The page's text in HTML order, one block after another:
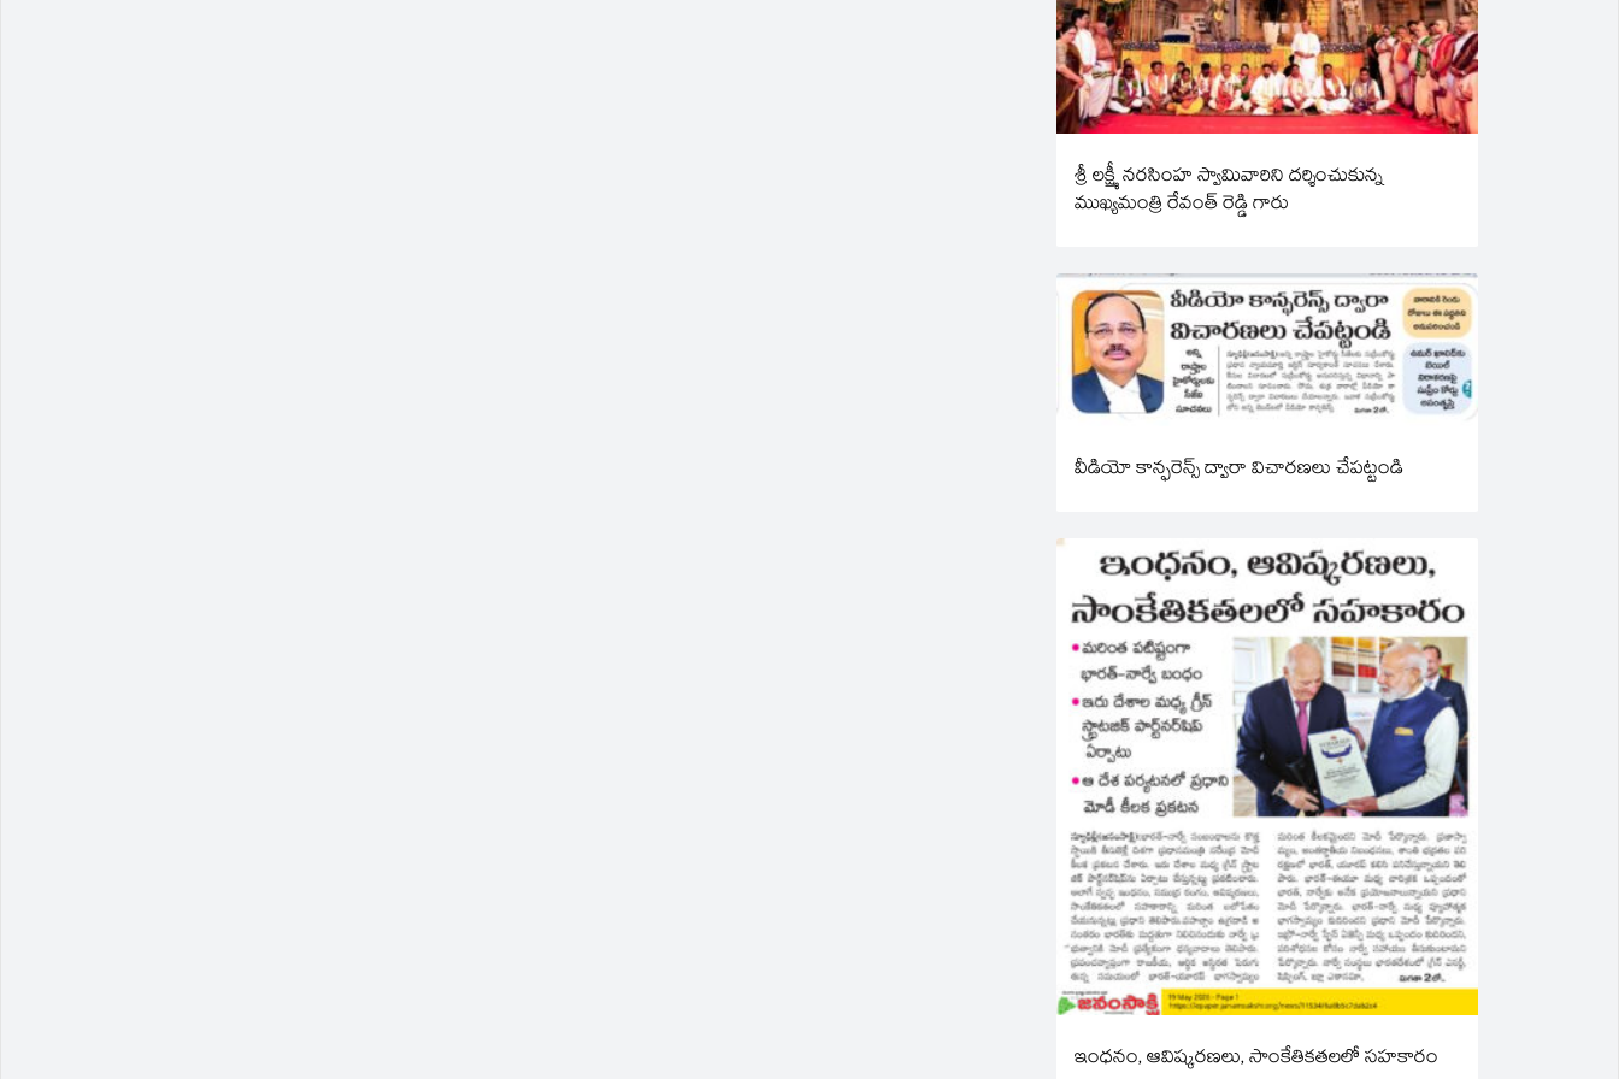
శ్రీ లక్ష్మీ నరసింహ స్వామివారిని దర్శించుకున్న
ముఖ్యమంత్రి రేవంత్ రెడ్డి గారు
వీడియో కాన్ఫరెన్స్ ద్వారా విచారణలు చేపట్టండి
ఇంధనం, ఆవిష్కరణలు, సాంకేతికతలలో సహకారం